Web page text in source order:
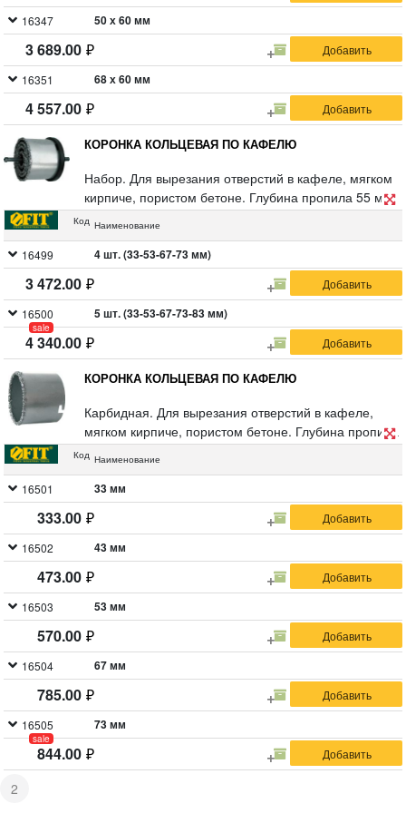
16347 50 х 60 мм
3 689.00
16351 68 х 60 мм
4 557.00
КОРОНКА КОЛЬЦЕВАЯ ПО КАФЕЛЮ
Набор. Для вырезания отверстий в кафеле, мягком
кирпиче, пористом бетоне. Глубина пропила 55 мм.
Материал: инструментальная сталь, режущая
сплава ВК8. Упаковка: блистер.
Код Наименование
16499 4 шт. (33-53-67-73 мм)
3 472.00
16500
sale
5 шт. (33-53-67-73-83 мм)
4 340.00
КОРОНКА КОЛЬЦЕВАЯ ПО КАФЕЛЮ
Карбидная. Для вырезания отверстий в кафеле,
мягком кирпиче, пористом бетоне. Глубина пропила
55 мм. Материал: инструментальная сталь,
вольфрамового сплава ВК8.
Код Наименование
16501 33 мм
333.00
16502 43 мм
473.00
16503 53 мм
570.00
16504 67 мм
785.00
16505
sale
73 мм
844.00
2